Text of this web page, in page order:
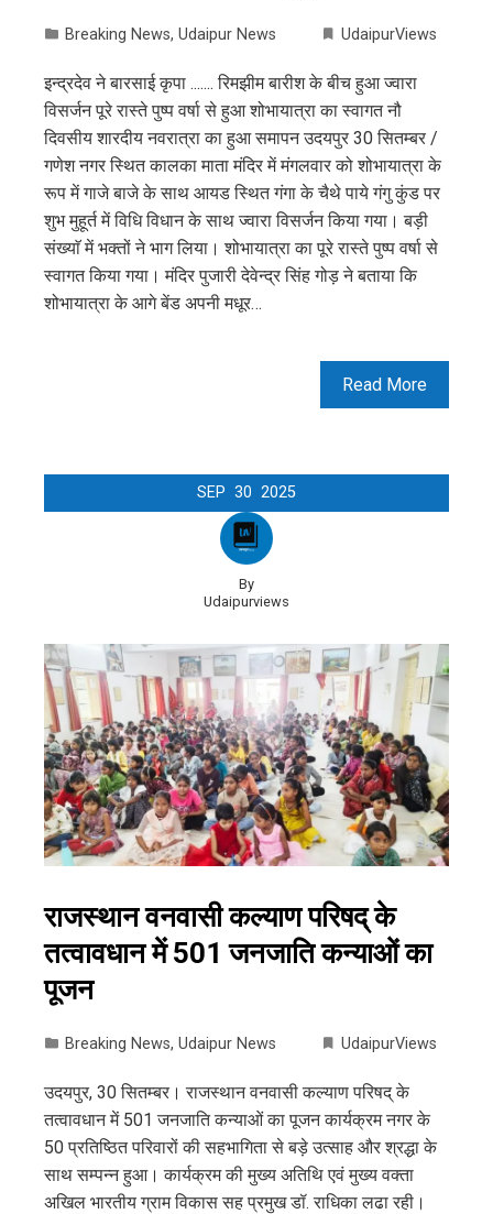
Breaking News, Udaipur News UdaipurViews
इन्द्रदेव ने बारसाई कृपा ....... रिमझीम बारीश के बीच हुआ ज्वारा
विसर्जन पूरे रास्ते पुष्प वर्षा से हुआ शोभायात्रा का स्वागत नौ
दिवसीय शारदीय नवरात्रा का हुआ समापन उदयपुर 30 सितम्बर /
गणेश नगर स्थित कालका माता मंदिर में मंगलवार को शोभायात्रा के
रूप में गाजे बाजे के साथ आयड स्थित गंगा के चैथे पाये गंगु कुंड पर
शुभ मुहूर्त में विधि विधान के साथ ज्वारा विसर्जन किया गया। बड़ी
संख्याॅ में भक्तों ने भाग लिया। शोभायात्रा का पूरे रास्ते पुष्प वर्षा से
स्वागत किया गया। मंदिर पुजारी देवेन्द्र सिंह गोड़ ने बताया कि
शोभायात्रा के आगे बेंड अपनी मधूर…
Read More
SEP 30 2025
By
Udaipurviews
राजस्थान वनवासी कल्याण परिषद् के
तत्वावधान में 501 जनजाति कन्याओं का
पूजन
Breaking News, Udaipur News UdaipurViews
उदयपुर, 30 सितम्बर। राजस्थान वनवासी कल्याण परिषद् के
तत्वावधान में 501 जनजाति कन्याओं का पूजन कार्यक्रम नगर के
50 प्रतिष्ठित परिवारों की सहभागिता से बड़े उत्साह और श्रद्धा के
साथ सम्पन्न हुआ। कार्यक्रम की मुख्य अतिथि एवं मुख्य वक्ता
अखिल भारतीय ग्राम विकास सह प्रमुख डॉ. राधिका लढा रही।